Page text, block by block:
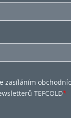
zasíláním
TEFCOLD*